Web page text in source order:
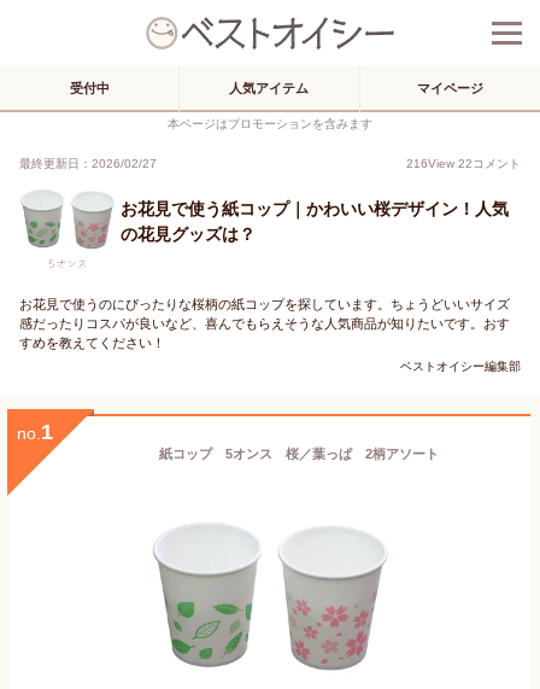
受付中 人気アイテム マイページ
本ページはプロモーションを含みます
最終更新日：2026/02/27 216View 22コメント
お花見で使う紙コップ｜かわいい桜デザイン！人気
の花見グッズは？
お花見で使うのにぴったりな桜柄の紙コップを探しています。ちょうどいいサイズ
感だったりコスパが良いなど、喜んでもらえそうな人気商品が知りたいです。おす
すめを教えてください！
ベストオイシー編集部
no. 1
紙コップ 5オンス 桜／葉っぱ 2柄アソート